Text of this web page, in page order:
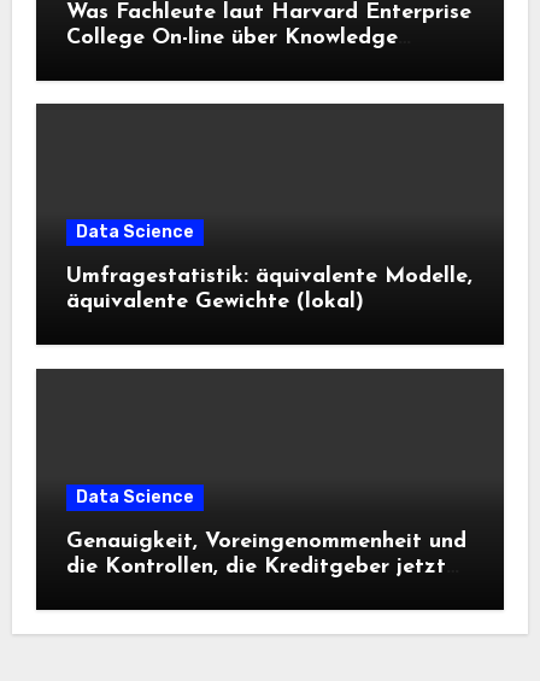
Was Fachleute laut Harvard Enterprise
College On-line über Knowledge
Data Science
Umfragestatistik: äquivalente Modelle,
äquivalente Gewichte (lokal)
Data Science
Genauigkeit, Voreingenommenheit und
die Kontrollen, die Kreditgeber jetzt